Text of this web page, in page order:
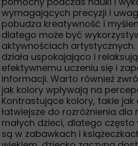
wymagających precyzji i
pobudza kreatywność i
dlatego może być
aktywnościach artystycznych.
działa uspokajająco i
efektywnemu uczeniu się i
informacji. Warto również
jak kolory wpływają na
Kontrastujące kolory, takie jak
łatwiejsze do rozróżnienia dla
małych dzieci, dlatego
są w zabawkach i